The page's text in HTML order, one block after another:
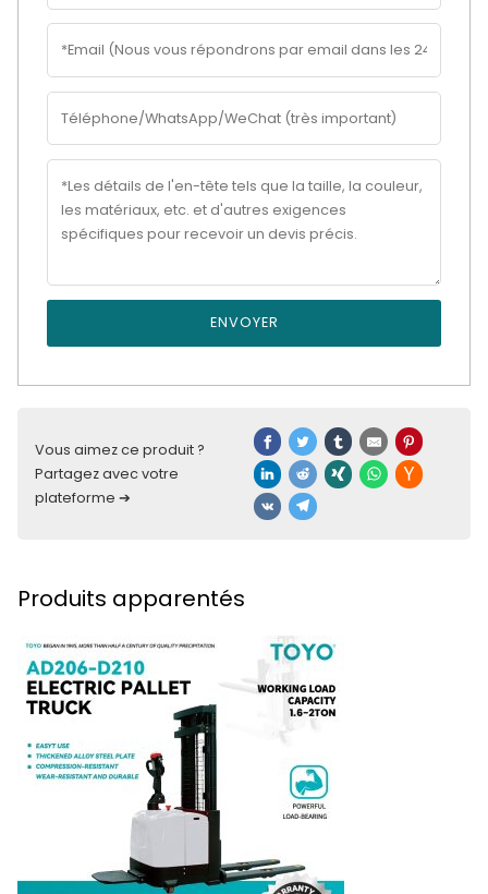
ENVOYER
Vous aimez ce produit ?
Partagez avec votre
plateforme ➔
Produits apparentés